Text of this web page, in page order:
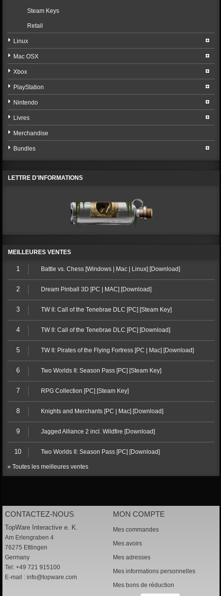
Steam Keys
Retail
Linux
Mac OSX
Xbox
PlayStation
Nintendo
Livres
Merchandise
Bundles
LETTRE D'INFORMATIONS
MEILLEURES VENTES
1 Battle vs. Chess [Windows | Mac | Linux] [Download]
2 Dream Pinball 3D [PC | MAC] [Download]
3 TW II: Call of the Tenebrae DLC [PC] [Steam Key]
4 TW II: Call of the Tenebrae DLC [PC] [Download]
5 TW II: Pirates of the Flying Fortress [PC | Mac] [Download]
6 Two Worlds II: Season Pass [PC] [Steam Key]
7 RPG Collection [PC] [Steam Key]
8 Knights and Merchants [PC | Mac] [Download]
9 Jagged Alliance 2 incl. Wildfire [Download]
10 Two Worlds II: Season Pass [PC] [Download]
» Toutes les meilleures ventes
CONTACTEZ-NOUS
TopWare Interactive e. K.
Am Erlengraben 4
76275 Ettlingen
Germany
Tel: +49 721 915100
E-mail : info@topware.com
MON COMPTE
Mes commandes
Mes avoirs
Mes adresses
Mes informations personnelles
Mes bons de réduction